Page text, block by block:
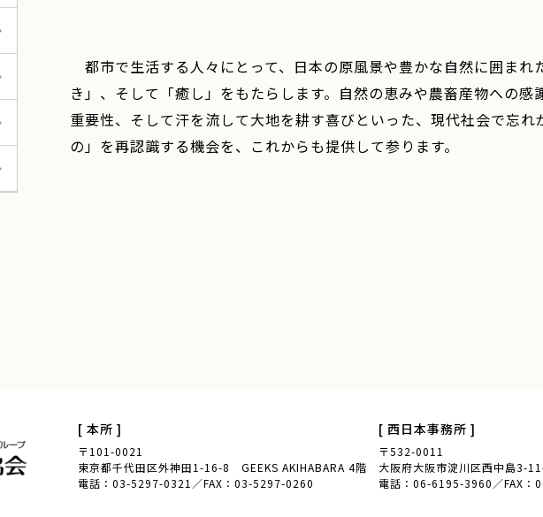
都市で生活する人々にとって、日本の原風景や豊かな自然に囲まれ
き」、そして「癒し」をもたらします。自然の恵みや農畜産物への
重要性、そして汗を流して大地を耕す喜びといった、現代社会で忘
の」を再認識する機会を、これからも提供して参ります。
一般社団法人 全国
[ 本所 ]
〒101-0021
東京都千代田区外神田1-16-8 GEEKS AKIHABARA 4階
電話：03-5297-0321／FAX：03-5297-0260
[ 西日本事務所 ]
〒532-0011
大阪府大阪市淀川区西中島3-
電話：06-6195-3960／FAX：